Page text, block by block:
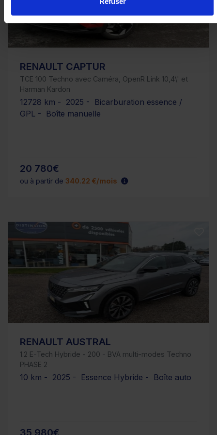
RENAULT CAPTUR
TCE 100 Techno avec Caméra, OpenR Link 10,4\' et
Harman Kardon
12728 km - 2025 - Bicarburation essence /
GPL - Boîte manuelle
20 780€
ou à partir de 340.22 €/mois
RENAULT AUSTRAL
1.2 E-Tech Hybride - 200 - BVA multi-modes Techno
PHASE 2
10 km - 2025 - Essence Hybride - Boîte auto
35 980€